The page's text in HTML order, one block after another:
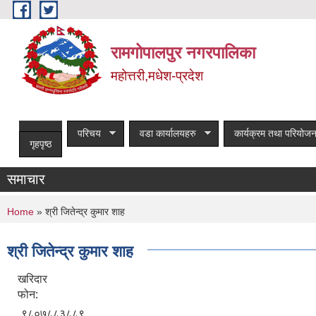
Skip to main content
रामगोपालपुर नगरपालिका
महोत्तरी,मधेश-प्रदेश
गृहपृष्ठ
परिचय वडा कार्यालयहरु कार्यक्रम तथा
समाचार
You are here
Home » श्री जितेन्द्र कुमार शाह
श्री जितेन्द्र कुमार शाह
खरिदार
फोन:
९८०७८८३८८९